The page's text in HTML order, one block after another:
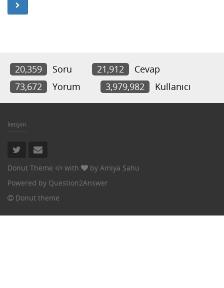
20,359 Soru 21,912
Cevap
73,672
Yorum 3,979,982 Kullanıcı
İletişim
Donut Theme with by Amiya Sahu
Powered by Question2Answer
Donut theme